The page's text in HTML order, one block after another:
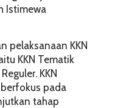
Istimewa
pelaksanaan KKN
KKN Tematik
KKN
pada
tahap